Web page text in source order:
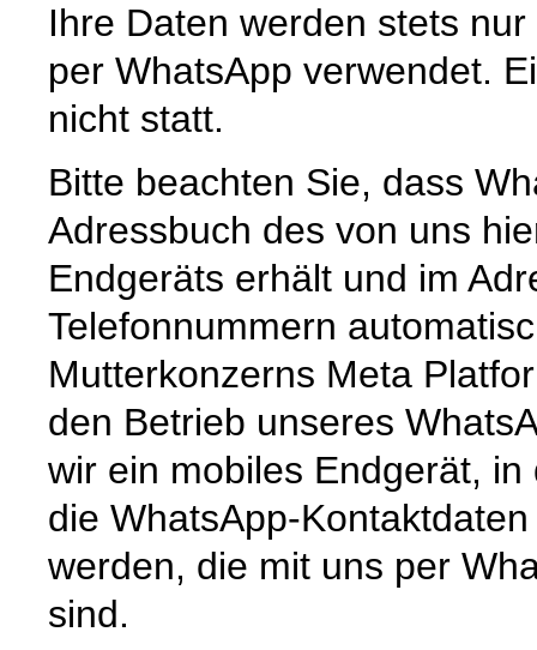
Ihre Daten werden stets
per WhatsApp verwendet.
nicht statt.
Bitte beachten Sie, dass
Adressbuch des von uns
Endgeräts erhält und im
Telefonnummern
Mutterkonzerns Meta
den Betrieb unseres
wir ein mobiles Endgerät,
die WhatsApp-
werden, die mit uns per
sind.